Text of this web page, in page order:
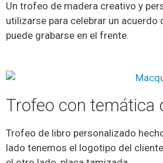
Un trofeo de madera creativo y
utilizarse para celebrar un acuerdo
puede grabarse en el frente.
Trofeo con temática
Trofeo de libro personalizado
lado tenemos el logotipo del